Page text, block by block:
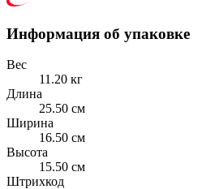
Информация об упаковке
Вес
11.20 кг
Длина
25.50 см
Ширина
16.50 см
Высота
15.50 см
Штрихкод